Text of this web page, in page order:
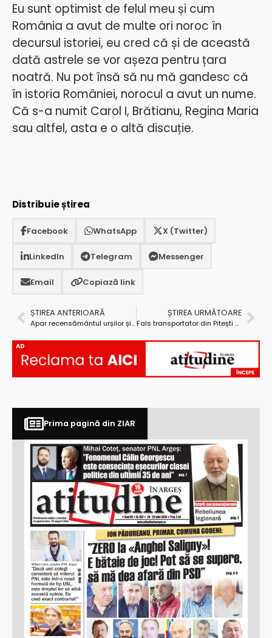
Eu sunt optimist de felul meu și cum
România a avut de multe ori noroc în
decursul istoriei, eu cred că și de această
dată astrele se vor așeza pentru țara
noatră. Nu pot însă să nu mă gandesc că
în istoria României, norocul a avut un nume.
Că s-a numit Carol I, Brătianu, Regina Maria
sau altfel, asta e o altă discuție.
Distribuie știrea
Facebook WhatsApp X (Twitter)
LinkedIn Telegram Messenger
Email Copiază link
ȘTIREA ANTERIOARĂ
Apar recensământul urșilor și legi noi pentru protejarea oamenilor
ȘTIREA URMĂTOARE
Fals transportator din Pitești – înșelăciune uriașă cu peste 30 de păgubiți!
AD
Prima pagină din ZIAR